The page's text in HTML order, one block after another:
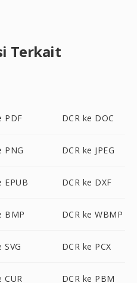
Terkait
PDF DCR ke DOC
PNG DCR ke JPEG
EPUB DCR ke DXF
BMP DCR ke WBMP
SVG DCR ke PCX
CUR DCR ke PBM